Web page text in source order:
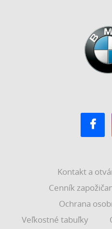
Kontakt a
Cenník
Ochrana
Veľkostné tabuľky